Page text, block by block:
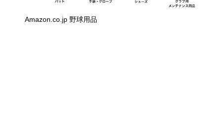
Amazon.co.jp 野球用品